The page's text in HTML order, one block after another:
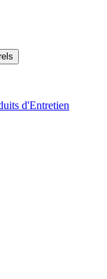
d'Entretien